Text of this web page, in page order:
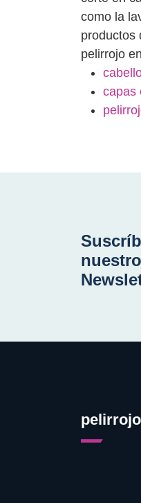
como la
productos
pelirrojo
capas
nuestro